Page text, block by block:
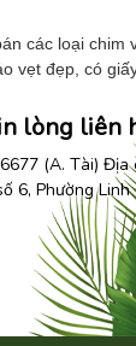
các loại chim
vẹt đẹp, có
lòng liên
(A. Tài)
6, Phường Linh